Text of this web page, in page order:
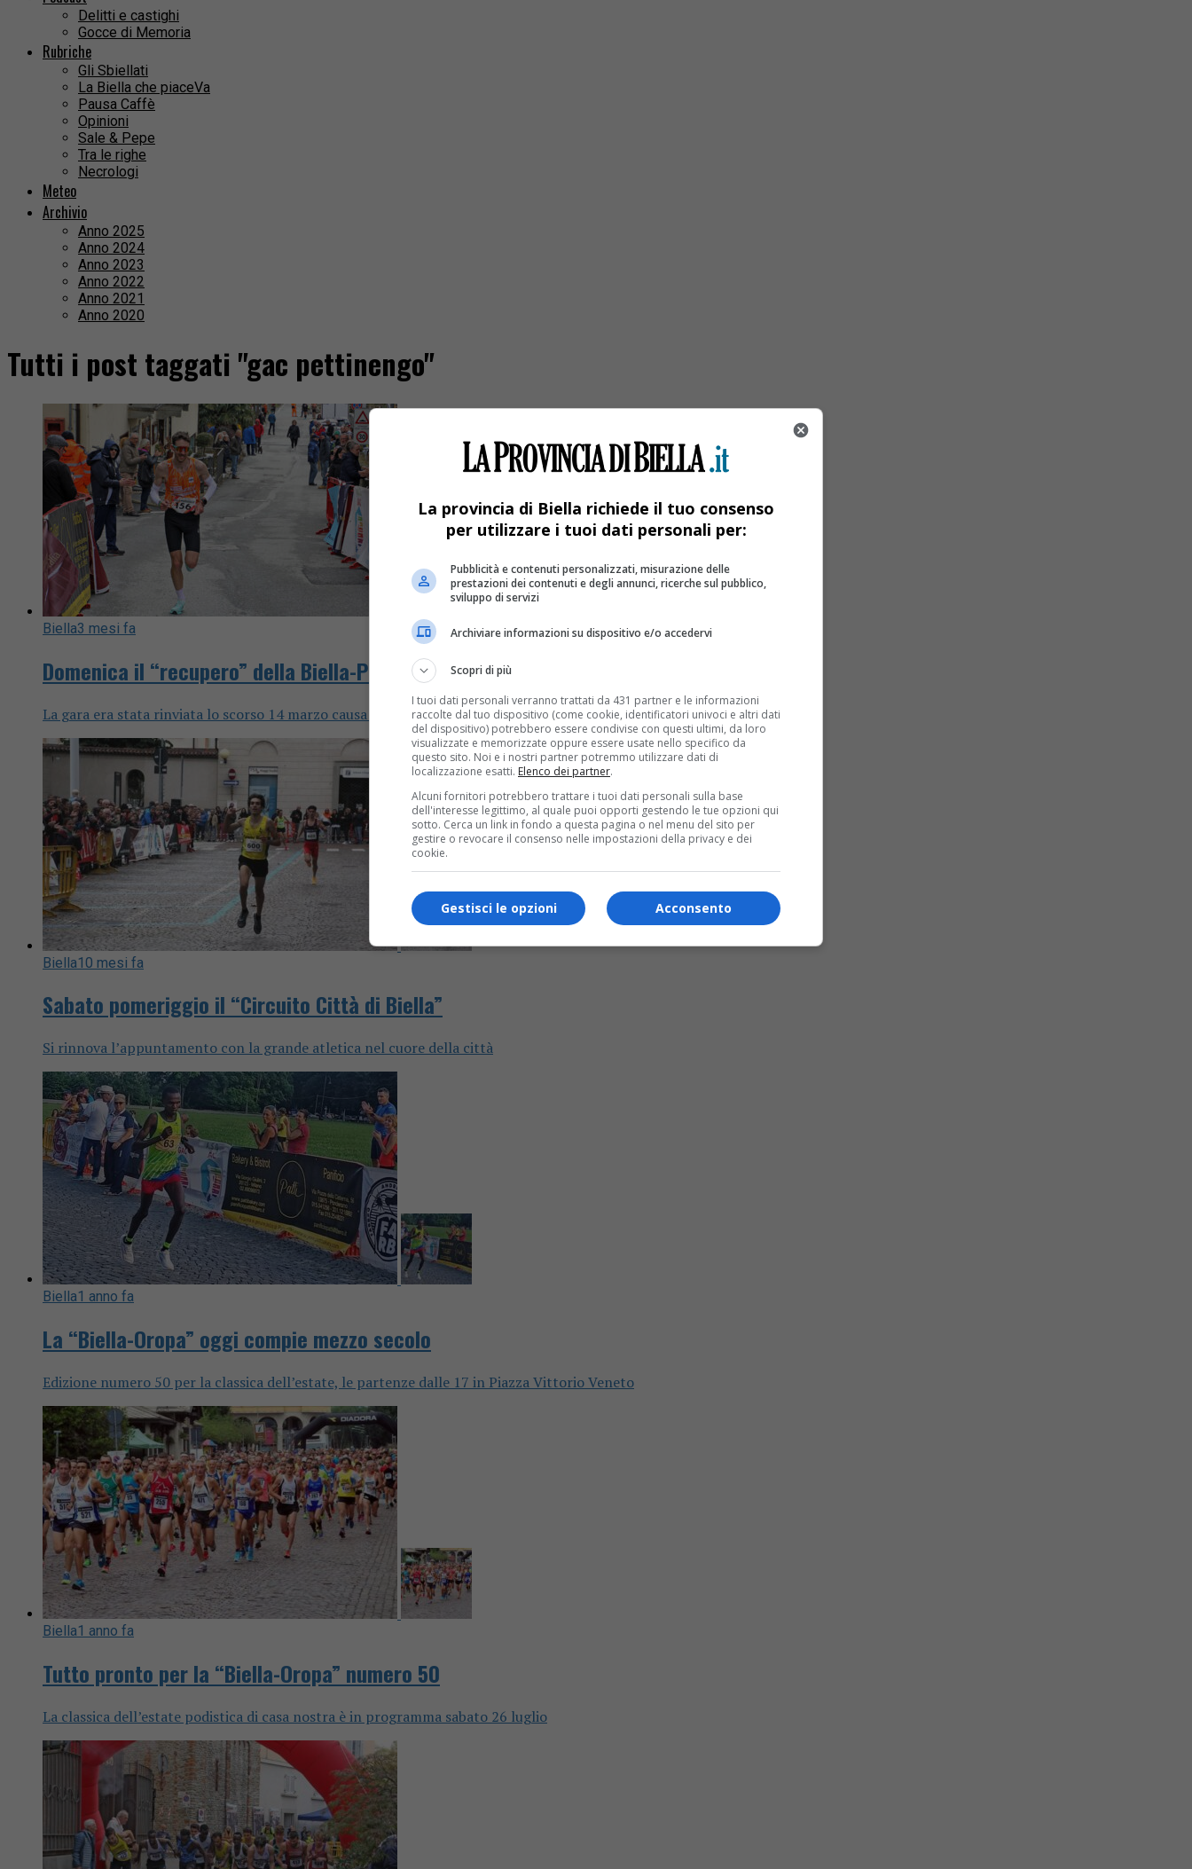
Delitti e castighi
Gocce di Memoria
Rubriche
Gli Sbiellati
La Biella che piaceVa
Pausa Caffè
Opinioni
Sale & Pepe
Tra le righe
Necrologi
Meteo
Archivio
Anno 2025
Anno 2024
Anno 2023
Anno 2022
Anno 2021
Anno 2020
Tutti i post taggati "gac pettinengo"
Biella3 mesi fa
Domenica il “recupero” della Biella-Piedicavallo
La gara era stata rinviata lo scorso 14 marzo causa maltempo
Biella10 mesi fa
Sabato pomeriggio il “Circuito Città di Biella”
Si rinnova l’appuntamento con la grande atletica nel cuore della città
Biella1 anno fa
La “Biella-Oropa” oggi compie mezzo secolo
Edizione numero 50 per la classica dell’estate, le partenze dalle 17 in Piazza Vittorio Veneto
Biella1 anno fa
Tutto pronto per la “Biella-Oropa” numero 50
La classica dell’estate podistica di casa nostra è in programma sabato 26 luglio
La provincia di Biella richiede il tuo consenso
per utilizzare i tuoi dati personali per:
Pubblicità e contenuti personalizzati, misurazione delle
prestazioni dei contenuti e degli annunci, ricerche sul pubblico,
sviluppo di servizi
Archiviare informazioni su dispositivo e/o accedervi
Scopri di più
I tuoi dati personali verranno trattati da 431 partner e le informazioni
raccolte dal tuo dispositivo (come cookie, identificatori univoci e altri dati
del dispositivo) potrebbero essere condivise con questi ultimi, da loro
visualizzate e memorizzate oppure essere usate nello specifico da
questo sito. Noi e i nostri partner potremmo utilizzare dati di
localizzazione esatti. Elenco dei partner.
Alcuni fornitori potrebbero trattare i tuoi dati personali sulla base
dell'interesse legittimo, al quale puoi opporti gestendo le tue opzioni qui
sotto. Cerca un link in fondo a questa pagina o nel menu del sito per
gestire o revocare il consenso nelle impostazioni della privacy e dei
cookie.
Acconsento
Gestisci le opzioni